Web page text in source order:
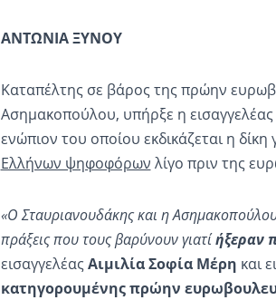
ΑΝΤΩΝΙΑ ΞΥΝΟΥ
Καταπέλτης σε βάρος της πρώην
Ασημακοπούλου, υπήρξε η
ενώπιον του οποίου εκδικάζεται η δίκη
Ελλήνων ψηφοφόρων λίγο πριν της
«Ο Σταυριανουδάκης και η
πράξεις που τους βαρύνουν γιατίήξεραν
εισαγγελέας Αιμιλία Σοφία Μέρη και
κατηγορουμένης πρώην